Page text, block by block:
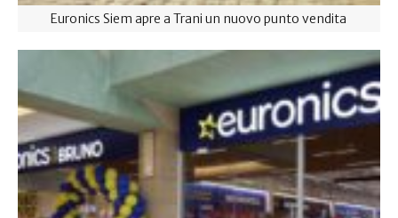
Euronics Siem apre a Trani un nuovo punto vendita